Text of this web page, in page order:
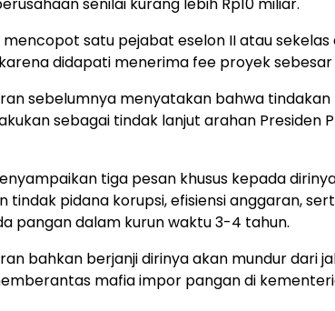
senilai kurang lebih Rp10 miliar.
mencopot satu pejabat eselon II atau sekelas
didapati menerima fee proyek sebesar
sebelumnya menyatakan bahwa tindakan
sebagai tindak lanjut arahan Presiden
tiga pesan khusus kepada
tindak pidana korupsi, efisiensi anggaran,
pangan dalam kurun waktu 3-4 tahun.
bahkan berjanji dirinya akan mundur dari
mafia impor pangan di